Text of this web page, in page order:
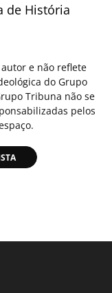
de História
e não reflete
do Grupo
Tribuna não se
pelos